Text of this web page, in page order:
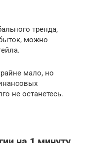
тренда,
можно
мало, но
не останетесь.